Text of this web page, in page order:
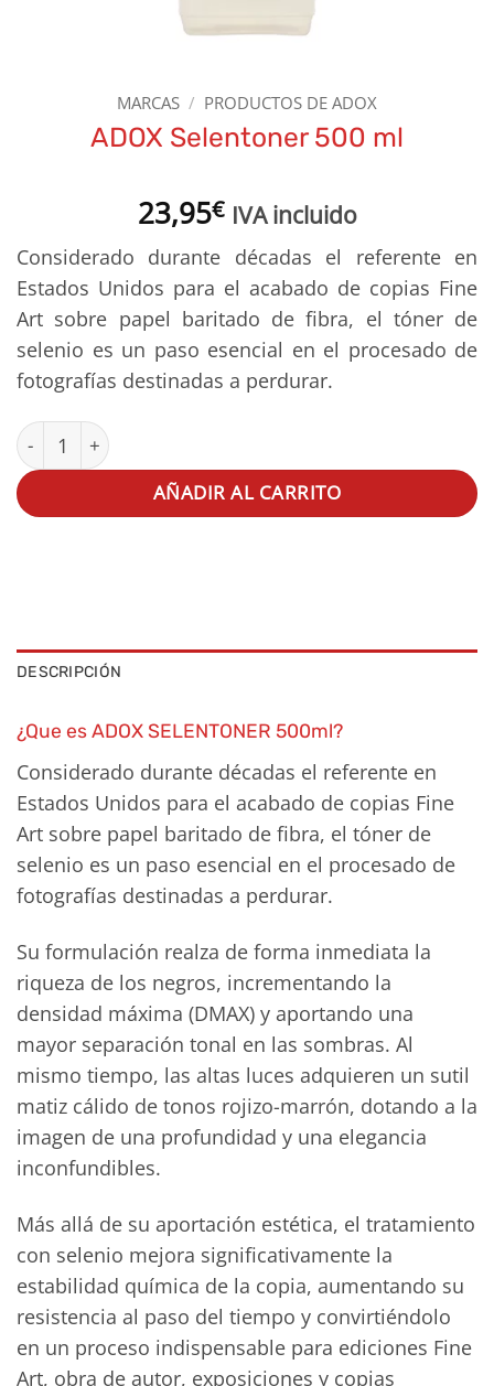
MARCAS / PRODUCTOS DE ADOX
ADOX Selentoner 500 ml
23,95€ IVA incluido
Considerado durante décadas el referente en
Estados Unidos para el acabado de copias Fine
Art sobre papel baritado de fibra, el tóner de
selenio es un paso esencial en el procesado de
fotografías destinadas a perdurar.
ADOX Selentoner 500 ml cantidad
AÑADIR AL CARRITO
DESCRIPCIÓN
¿Que es ADOX SELENTONER 500ml?
Considerado durante décadas el referente en
Estados Unidos para el acabado de copias Fine
Art sobre papel baritado de fibra, el tóner de
selenio es un paso esencial en el procesado de
fotografías destinadas a perdurar.
Su formulación realza de forma inmediata la
riqueza de los negros, incrementando la
densidad máxima (DMAX) y aportando una
mayor separación tonal en las sombras. Al
mismo tiempo, las altas luces adquieren un sutil
matiz cálido de tonos rojizo-marrón, dotando a la
imagen de una profundidad y una elegancia
inconfundibles.
Más allá de su aportación estética, el tratamiento
con selenio mejora significativamente la
estabilidad química de la copia, aumentando su
resistencia al paso del tiempo y convirtiéndolo
en un proceso indispensable para ediciones Fine
Art, obra de autor, exposiciones y copias